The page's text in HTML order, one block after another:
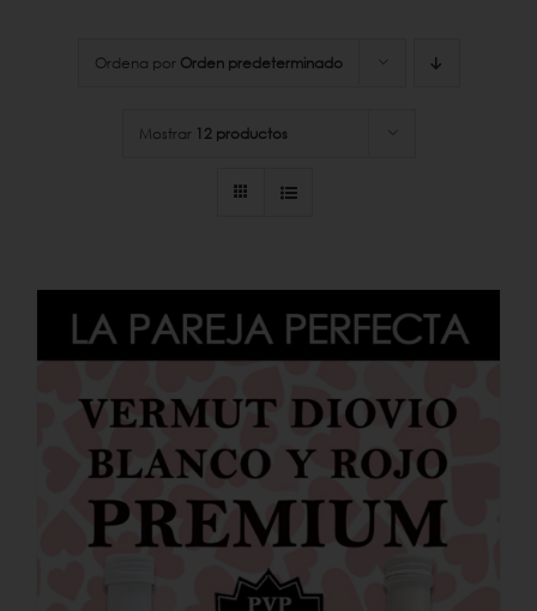
Ordena por Orden predeterminado
Mostrar 12 productos